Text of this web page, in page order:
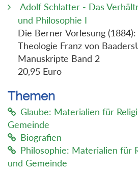
Adolf Schlatter - Das
und Philosophie I
Die Berner Vorlesung
Theologie Franz von
Manuskripte Band 2
20,95 Euro
Themen
Glaube: Materialien für
Gemeinde
Biografien
Philosophie: Materialien für
und Gemeinde